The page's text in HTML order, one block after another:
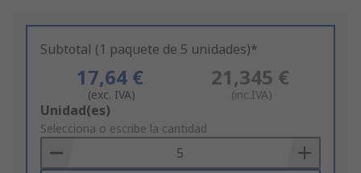
Subtotal (1 paquete de 5 unidades)*
17,64 €
(exc. IVA)
21,345 €
(inc.IVA)
Add
to
Basket
Unidad(es)
Selecciona o escribe la cantidad